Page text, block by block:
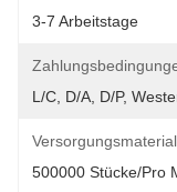
3-7 Arbeitstage
L/C, D/A, D/P,
500000 Stücke/pro